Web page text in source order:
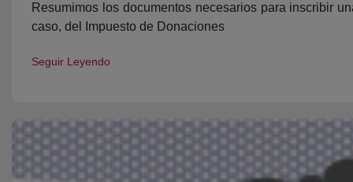
Resumimos los documentos necesarios para inscribir
caso, del Impuesto de Donaciones
Seguir Leyendo